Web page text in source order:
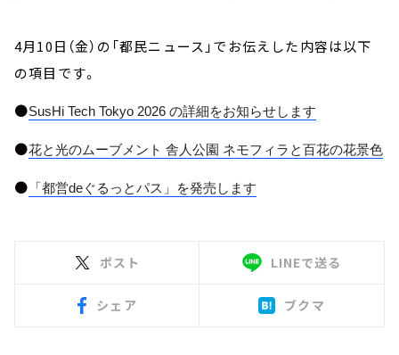
4月10日（金）の「都民ニュース」でお伝えした内容は以下
の項目です。
●SusHi Tech Tokyo 2026の詳細をお知らせします
●花と光のムーブメント 舎人公園 ネモフィラと百花の花景色
● 「都営deぐるっとパス」を発売します
ポスト LINEで送る
シェア ブクマ